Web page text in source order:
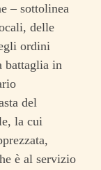
– sottolinea
delle
ordini
battaglia in
del
la cui
è al servizio